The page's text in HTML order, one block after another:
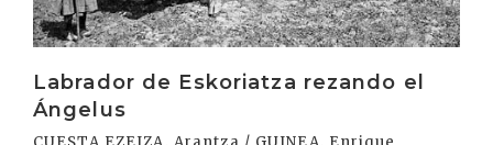
Labrador de Eskoriatza rezando el
Ángelus